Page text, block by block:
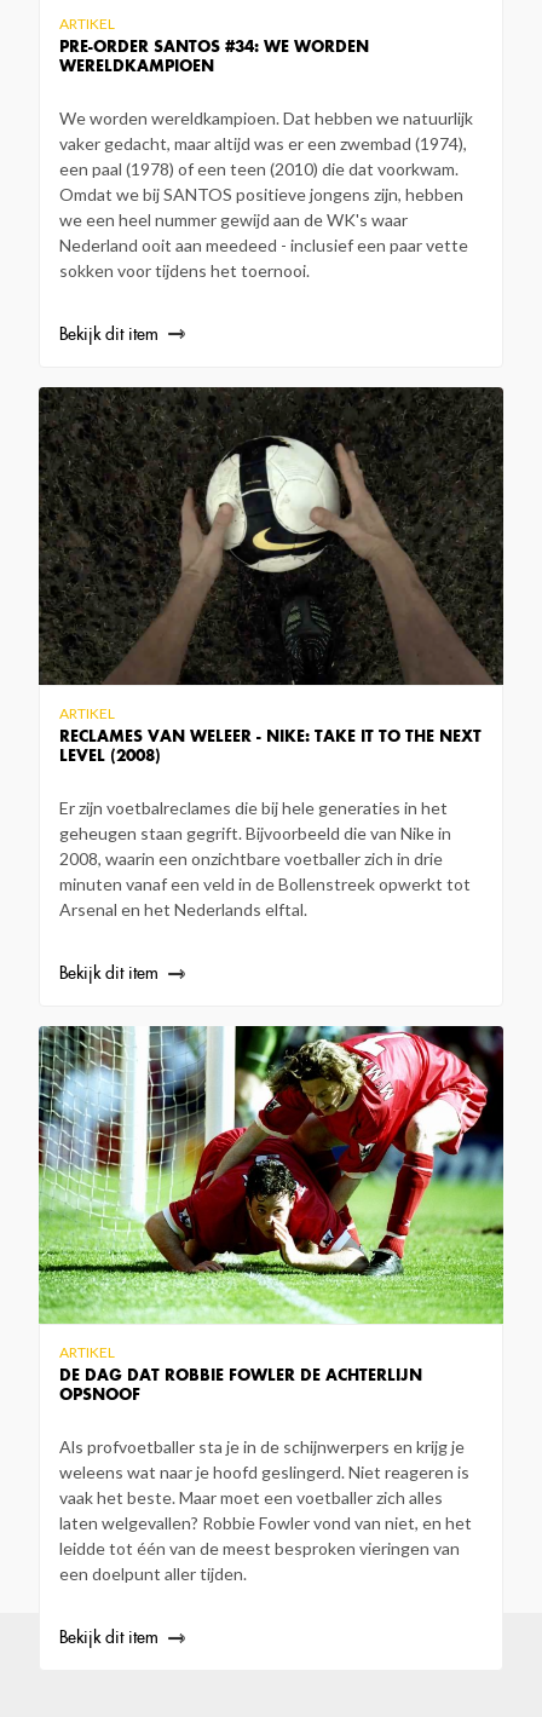
PRE-ORDER SANTOS #34: WE WORDEN
WERELDKAMPIOEN
ARTIKEL
We worden wereldkampioen. Dat hebben we natuurlijk
vaker gedacht, maar altijd was er een zwembad (1974),
een paal (1978) of een teen (2010) die dat voorkwam.
Omdat we bij SANTOS positieve jongens zijn, hebben
we een heel nummer gewijd aan de WK's waar
Nederland ooit aan meedeed - inclusief een paar vette
sokken voor tijdens het toernooi.
Bekijk dit item
RECLAMES VAN WELEER - NIKE: TAKE IT TO THE NEXT
LEVEL (2008)
ARTIKEL
Er zijn voetbalreclames die bij hele generaties in het
geheugen staan gegrift. Bijvoorbeeld die van Nike in
2008, waarin een onzichtbare voetballer zich in drie
minuten vanaf een veld in de Bollenstreek opwerkt tot
Arsenal en het Nederlands elftal.
Bekijk dit item
DE DAG DAT ROBBIE FOWLER DE ACHTERLIJN
OPSNOOF
ARTIKEL
Als profvoetballer sta je in de schijnwerpers en krijg je
weleens wat naar je hoofd geslingerd. Niet reageren is
vaak het beste. Maar moet een voetballer zich alles
laten welgevallen? Robbie Fowler vond van niet, en het
leidde tot één van de meest besproken vieringen van
een doelpunt aller tijden.
Bekijk dit item